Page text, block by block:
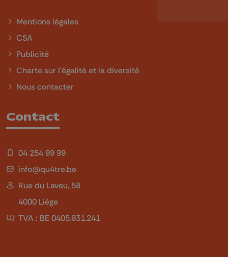
Mentions légales
CSA
Publicité
Charte sur l'égalité et la diversité
Nous contacter
Contact
04 254 99 99
info@qu4tre.be
Rue du Laveu, 58
4000 Liège
TVA : BE 0405.931.241